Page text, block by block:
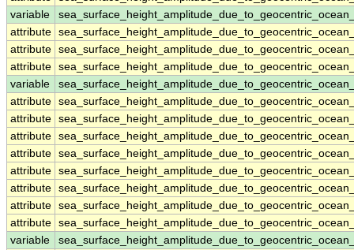
variable
attribute
attribute
attribute
variable
attribute
attribute
attribute
attribute
attribute
attribute
attribute
attribute
variable